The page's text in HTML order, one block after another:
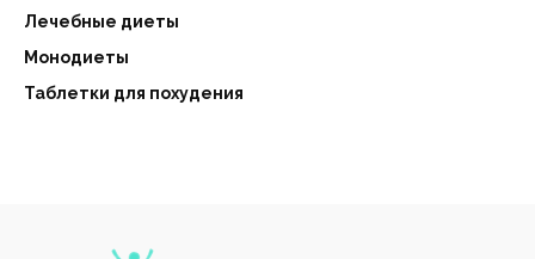
Лечебные диеты
Монодиеты
Таблетки для похудения